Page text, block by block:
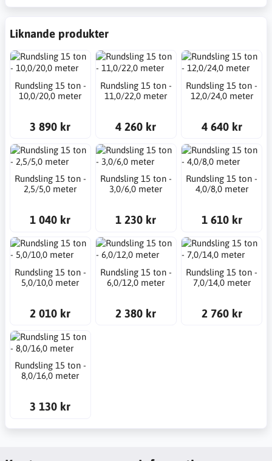
Liknande produkter
Rundsling 15 ton -
10,0/20,0 meter
3 890 kr
Rundsling 15 ton -
11,0/22,0 meter
4 260 kr
Rundsling 15 ton -
12,0/24,0 meter
4 640 kr
Rundsling 15 ton -
2,5/5,0 meter
1 040 kr
Rundsling 15 ton -
3,0/6,0 meter
1 230 kr
Rundsling 15 ton -
4,0/8,0 meter
1 610 kr
Rundsling 15 ton -
5,0/10,0 meter
2 010 kr
Rundsling 15 ton -
6,0/12,0 meter
2 380 kr
Rundsling 15 ton -
7,0/14,0 meter
2 760 kr
Rundsling 15 ton -
8,0/16,0 meter
3 130 kr